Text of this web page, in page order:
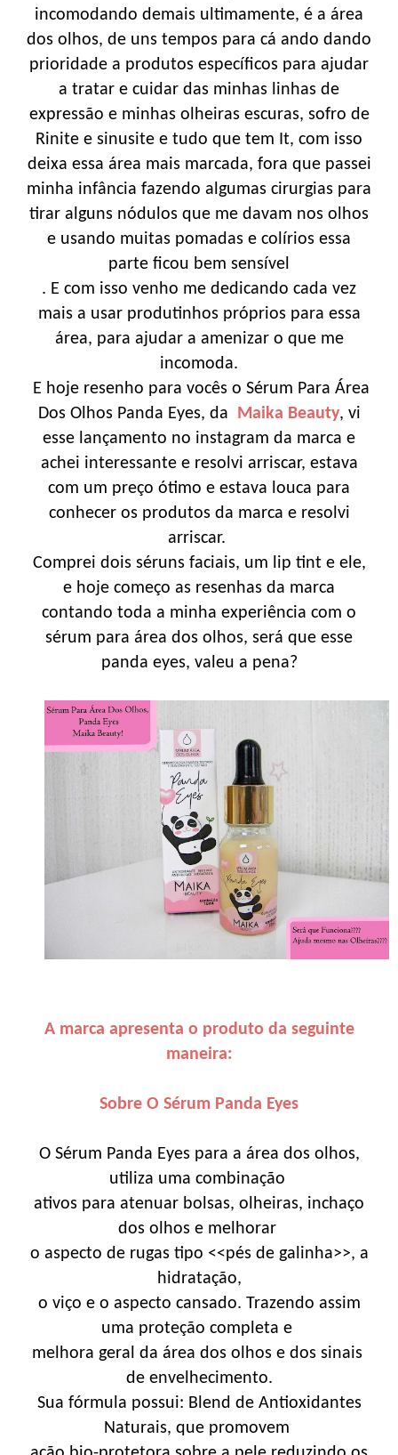
incomodando demais ultimamente, é a área
dos olhos, de uns tempos para cá ando dando
prioridade a produtos específicos para ajudar
a tratar e cuidar das minhas linhas de
expressão e minhas olheiras escuras, sofro de
Rinite e sinusite e tudo que tem It, com isso
deixa essa área mais marcada, fora que passei
minha infância fazendo algumas cirurgias para
tirar alguns nódulos que me davam nos olhos
e usando muitas pomadas e colírios essa
parte ficou bem sensível
. E com isso venho me dedicando cada vez
mais a usar produtinhos próprios para essa
área, para ajudar a amenizar o que me
incomoda.
E hoje resenho para vocês o Sérum Para Área
Dos Olhos Panda Eyes, da
Maika Beauty, vi
esse lançamento no instagram da marca e
achei interessante e resolvi arriscar, estava
com um preço ótimo e estava louca para
conhecer os produtos da marca e resolvi
arriscar.
Comprei dois séruns faciais, um lip tint e ele,
e hoje começo as resenhas da marca
contando toda a minha experiência com o
sérum para área dos olhos, será que esse
panda eyes, valeu a pena?
A marca apresenta o produto da seguinte
maneira:
Sobre O Sérum Panda Eyes
O Sérum Panda Eyes para a área dos olhos,
utiliza uma combinação
ativos para atenuar bolsas, olheiras, inchaço
dos olhos e melhorar
o aspecto de rugas tipo <<pés de galinha>>, a
hidratação,
o viço e o aspecto cansado. Trazendo assim
uma proteção completa e
melhora geral da área dos olhos e dos sinais
de envelhecimento.
Sua fórmula possui: Blend de Antioxidantes
Naturais, que promovem